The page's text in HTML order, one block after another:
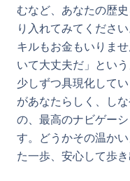
むなど、あなたの歴
り入れてみてくださ
キルもお金もいりま
いて大丈夫だ」とい
少しずつ具現化して
があなたらしく、し
の、最高のナビゲー
す。どうかその温か
た一歩、安心して歩き